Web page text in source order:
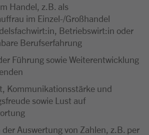
Handel, z.B. als
im Einzel-/Großhandel
Betriebswirt:in oder
Berufserfahrung
Führung sowie Weiterentwicklung
Kommunikationsstärke und
sowie Lust auf
Auswertung von Zahlen, z.B. per